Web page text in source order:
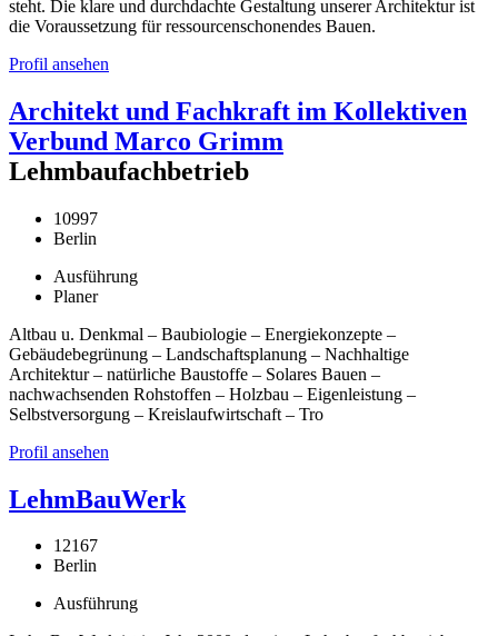
steht. Die klare und durchdachte Gestaltung unserer Architektur ist
die Voraussetzung für ressourcenschonendes Bauen.
Profil ansehen
Architekt und Fachkraft im Kollektiven
Verbund Marco Grimm
Lehmbaufachbetrieb
10997
Berlin
Ausführung
Planer
Altbau u. Denkmal – Baubiologie – Energiekonzepte –
Gebäudebegrünung – Landschaftsplanung – Nachhaltige
Architektur – natürliche Baustoffe – Solares Bauen –
nachwachsenden Rohstoffen – Holzbau – Eigenleistung –
Selbstversorgung – Kreislaufwirtschaft – Tro
Profil ansehen
LehmBauWerk
12167
Berlin
Ausführung